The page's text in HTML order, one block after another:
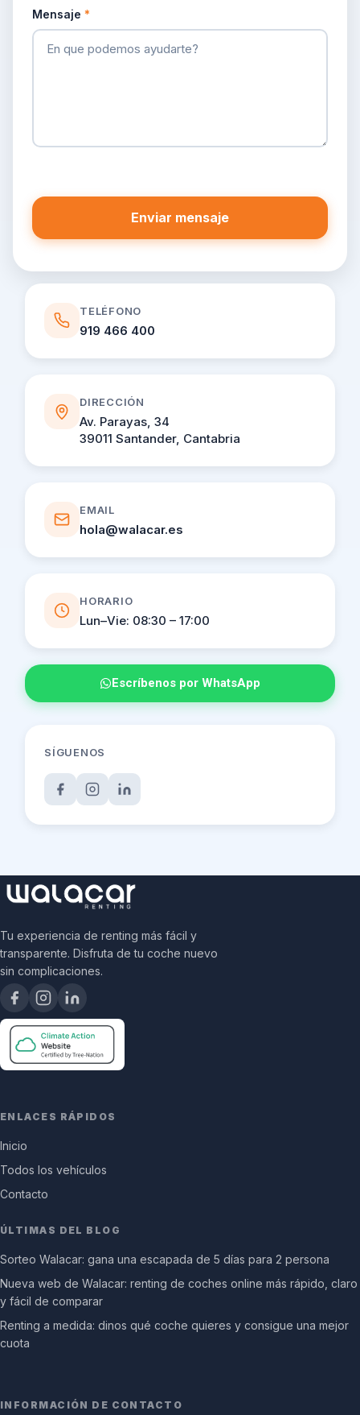
Mensaje *
TELÉFONO
919 466 400
DIRECCIÓN
Av. Parayas, 34
39011 Santander, Cantabria
EMAIL
hola@walacar.es
HORARIO
Lun–Vie: 08:30 – 17:00
Escríbenos por WhatsApp
SÍGUENOS
Tu experiencia de renting más fácil y
transparente. Disfruta de tu coche nuevo
sin complicaciones.
ENLACES RÁPIDOS
Inicio
Todos los vehículos
Contacto
ÚLTIMAS DEL BLOG
Sorteo Walacar: gana una escapada de 5 días para 2 persona
Nueva web de Walacar: renting de coches online más rápido, claro
y fácil de comparar
Renting a medida: dinos qué coche quieres y consigue una mejor
cuota
INFORMACIÓN DE CONTACTO